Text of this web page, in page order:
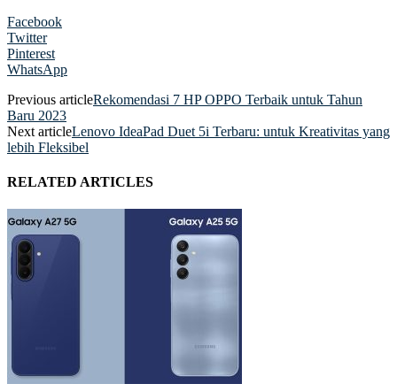
Facebook
Twitter
Pinterest
WhatsApp
Previous articleRekomendasi 7 HP OPPO Terbaik untuk Tahun
Baru 2023
Next articleLenovo IdeaPad Duet 5i Terbaru: untuk Kreativitas yang
lebih Fleksibel
RELATED ARTICLES